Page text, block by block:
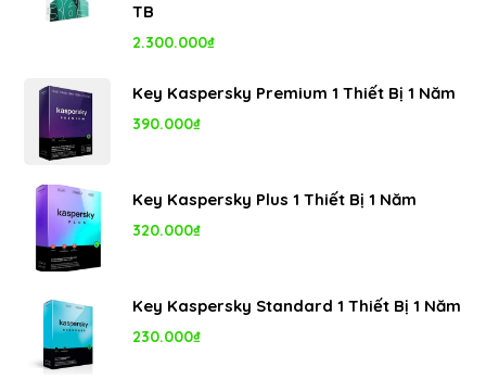
TB
2.300.000₫
Key Kaspersky Premium 1 Thiết Bị 1 Năm
390.000₫
Key Kaspersky Plus 1 Thiết Bị 1 Năm
320.000₫
Key Kaspersky Standard 1 Thiết Bị 1 Năm
230.000₫